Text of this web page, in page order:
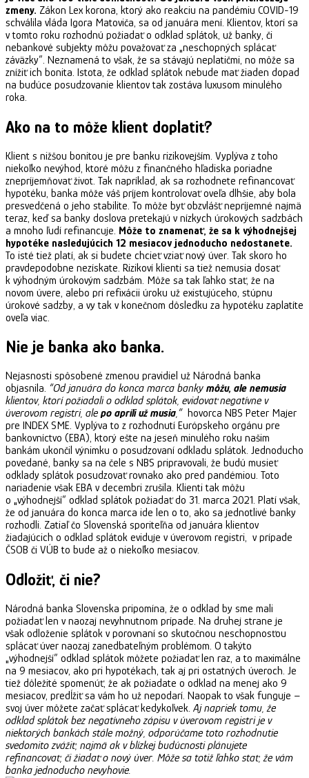
zmeny. Zákon Lex korona, ktorý ako reakciu na pandémiu COVID-19
schválila vláda Igora Matoviča, sa od januára mení. Klientov, ktorí sa
v tomto roku rozhodnú požiadať o odklad splátok, už banky, či
nebankové subjekty môžu považovať za „neschopných splácať
záväzky“. Neznamená to však, že sa stávajú neplatičmi, no môže sa
znížiť ich bonita. Istota, že odklad splátok nebude mať žiaden dopad
na budúce posudzovanie klientov tak zostáva luxusom minulého
roka.
Ako na to môže klient doplatiť?
Klient s nižšou bonitou je pre banku rizikovejším. Vyplýva z toho
niekoľko nevýhod, ktoré môžu z finančného hľadiska poriadne
znepríjemňovať život. Tak napríklad, ak sa rozhodnete refinancovať
hypotéku, banka môže váš príjem kontrolovať oveľa dlhšie, aby bola
presvedčená o jeho stabilite. To môže byť obzvlášť nepríjemné najmä
teraz, keď sa banky doslova pretekajú v nízkych úrokových sadzbách
a mnoho ľudí refinancuje. Môže to znamenať, že sa k výhodnejšej
hypotéke nasledujúcich 12 mesiacov jednoducho nedostanete.
To isté tiež platí, ak si budete chcieť vziať nový úver. Tak skoro ho
pravdepodobne nezískate. Rizikoví klienti sa tiež nemusia dosať
k výhodným úrokovým sadzbám. Môže sa tak ľahko stať, že na
novom úvere, alebo pri refixácii úroku už existujúceho, stúpnu
úrokové sadzby, a vy tak v konečnom dôsledku za hypotéku zaplatíte
oveľa viac.
Nie je banka ako banka.
Nejasnosti spôsobené zmenou pravidiel už Národná banka
objasnila. “Od januára do konca marca banky môžu, ale nemusia
klientov, ktorí požiadali o odklad splátok, evidovať negatívne v
úverovom registri, ale po apríli už musia,”hovorca NBS Peter Majer
pre INDEX SME. Vyplýva to z rozhodnutí Európskeho orgánu pre
bankovníctvo (EBA), ktorý ešte na jeseň minulého roku našim
bankám ukončil výnimku o posudzovaní odkladu splátok. Jednoducho
povedané, banky sa na čele s NBS pripravovali, že budú musieť
odklady splátok posudzovať rovnako ako pred pandémiou. Toto
nariadenie však EBA v decembri zrušila. Klienti tak môžu
o „výhodnejší“ odklad splátok požiadať do 31. marca 2021. Platí však,
že od januára do konca marca ide len o to, ako sa jednotlivé banky
rozhodli. Zatiaľ čo Slovenská sporiteľňa od januára klientov
žiadajúcich o odklad splátok eviduje v úverovom registri, v prípade
ČSOB či VÚB to bude až o niekoľko mesiacov.
Odložiť, či nie?
Národná banka Slovenska pripomína, že o odklad by sme mali
požiadať len v naozaj nevyhnutnom prípade. Na druhej strane je
však odloženie splátok v porovnaní so skutočnou neschopnosťou
splácať úver naozaj zanedbateľným problémom. O takýto
„výhodnejší“ odklad splátok môžete požiadať len raz, a to maximálne
na 9 mesiacov, ako pri hypotékach, tak aj pri ostatných úveroch. Je
tiež dôležité spomenúť, že ak požiadate o odklad na menej ako 9
mesiacov, predĺžiť sa vám ho už nepodarí. Naopak to však funguje –
svoj úver môžete začať splácať kedykoľvek. Aj napriek tomu, že
odklad splátok bez negatívneho zápisu v úverovom registri je v
niektorých bankách stále možný, odporúčame toto rozhodnutie
svedomito zvážiť, najmä ak v blízkej budúcnosti plánujete
refinancovať, či žiadať o nový úver. Môže sa totiž ľahko stať, že vám
banka jednoducho nevyhovie.